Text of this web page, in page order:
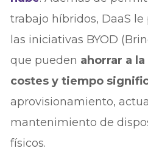
trabajo híbridos, DaaS
las iniciativas BYOD
que pueden ahorrar a
costes y tiempo
aprovisionamiento,
mantenimiento de
físicos.